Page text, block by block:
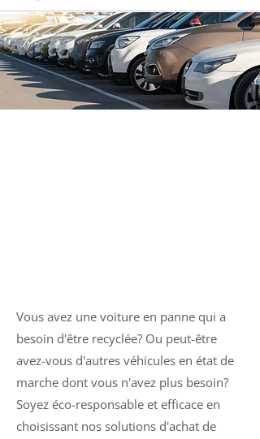
Vous avez une voiture en panne qui a
besoin d'être recyclée? Ou peut-être
avez-vous d'autres véhicules en état de
marche dont vous n'avez plus besoin?
Soyez éco-responsable et efficace en
choisissant nos solutions d'achat de